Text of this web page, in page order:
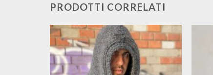
PRODOTTI CORRELATI